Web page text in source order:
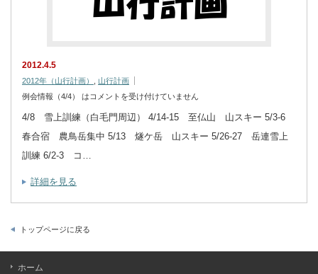
2012.4.5
2012年（山行計画）
山行計画
例会情報（4/4） は コメントを受け付けていません
4/8 雪上訓練（白毛門周辺） 4/14-15 至仏山 山スキー 5/3-6
春合宿 農鳥岳集中 5/13 燧ケ岳 山スキー 5/26-27 岳連雪上
訓練 6/2-3 コ…
詳細を見る
トップページに戻る
ホーム